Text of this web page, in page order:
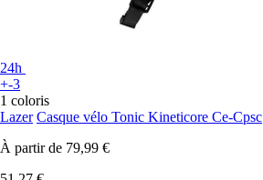
24h
+-3
1 coloris
Lazer Casque vélo Tonic Kineticore Ce-Cpsc
À partir de 79,99 €